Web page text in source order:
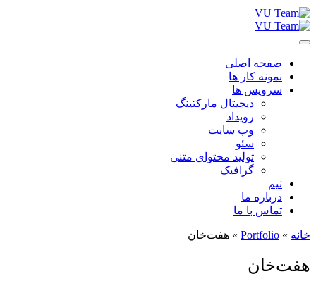
صفحه اصلی
نمونه کار ها
سرویس ها
دیجیتال مارکتینگ
رویداد
وب سایت
سئو
تولید محتوای متنی
گرافیک
تیم
درباره ما
تماس با ما
خانه »
Portfolio
» هفت‌خان
هفت‌خان